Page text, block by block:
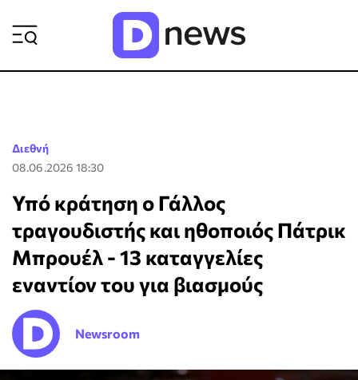
Διεθνή
08.06.2026 18:30
Υπό κράτηση ο Γάλλος
τραγουδιστής και ηθοποιός Πάτρικ
Μπρουέλ - 13 καταγγελίες
εναντίον του για βιασμούς
Newsroom